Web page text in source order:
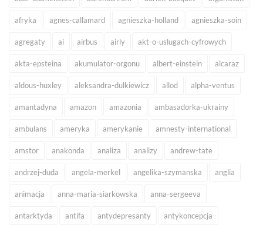
afryka agnes-callamard agnieszka-holland agnieszka-soin
agregaty ai airbus airly akt-o-uslugach-cyfrowych
akta-epsteina akumulator-orgonu albert-einstein alcaraz
aldous-huxley aleksandra-dulkiewicz allod alpha-ventus
amantadyna amazon amazonia ambasadorka-ukrainy
ambulans ameryka amerykanie amnesty-international
amstor anakonda analiza analizy andrew-tate
andrzej-duda angela-merkel angelika-szymanska anglia
animacja anna-maria-siarkowska anna-sergeeva
antarktyda antifa antydepresanty antykoncepcja